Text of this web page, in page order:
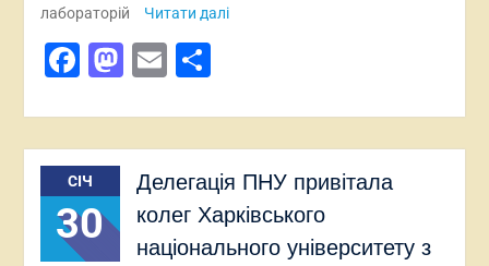
лабораторій
Читати далі
Facebook
Mastodon
EmailПоділитися
СІЧ
30
Делегація ПНУ привітала
колег Харківського
національного університету з